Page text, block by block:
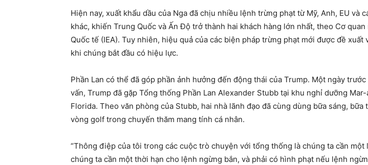
Hiện nay, xuất khẩu dầu của Nga đã chịu nhiều lệnh trừng phạt từ Mỹ, Anh, EU và
khác, khiến Trung Quốc và Ấn Độ trở thành hai khách hàng lớn nhất, theo Cơ quan
Quốc tế (IEA). Tuy nhiên, hiệu quả của các biện pháp trừng phạt mới được đề xuất
khi chúng bắt đầu có hiệu lực.
Phần Lan có thể đã góp phần ảnh hưởng đến động thái của Trump. Một ngày
vấn, Trump đã gặp Tổng thống Phần Lan Alexander Stubb tại khu nghỉ dưỡng
Florida. Theo văn phòng của Stubb, hai nhà lãnh đạo đã cùng dùng bữa sáng, bữa
vòng golf trong chuyến thăm mang tính cá nhân.
“Thông điệp của tôi trong các cuộc trò chuyện với tổng thống là chúng ta cần một
chúng ta cần một thời hạn cho lệnh ngừng bắn, và phải có hình phạt nếu lệnh